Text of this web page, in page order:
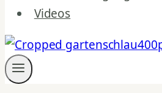
Videos